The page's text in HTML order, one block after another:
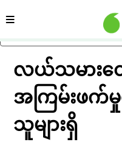
ပင်မအကြောင်းအရာသို့ ကျ
ကဏ္ဍ
လယ်သမားတွ
အကြမ်းဖက်
သူများရှိ